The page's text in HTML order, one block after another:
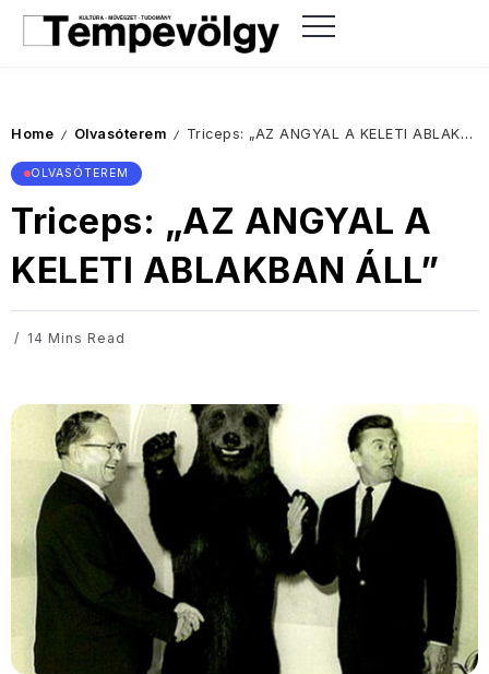
Home / Olvasóterem / Triceps: „AZ ANGYAL A KELETI ABLAKBAN ÁLL”
OLVASÓTEREM
Triceps: „AZ ANGYAL A
KELETI ABLAKBAN ÁLL”
14 Mins Read